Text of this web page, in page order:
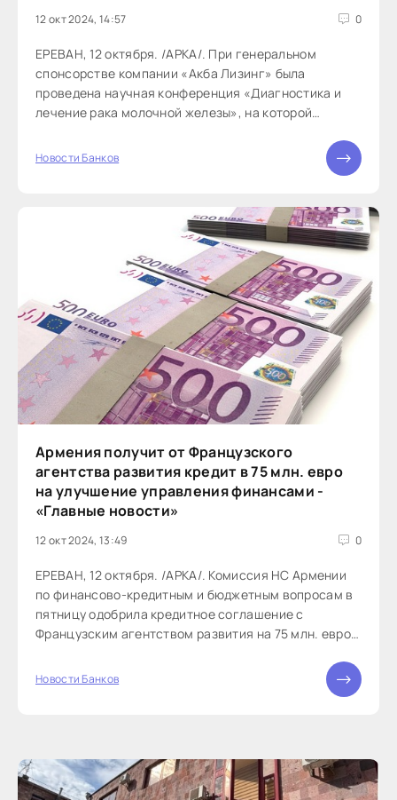
12 окт 2024, 14:57 0
ЕРЕВАН, 12 октября. /АРКА/. При генеральном
спонсорстве компании «Акба Лизинг» была
проведена научная конференция «Диагностика и
лечение рака молочной железы», на которой
Новости Банков
Армения получит от Французского
агентства развития кредит в 75 млн. евро
на улучшение управления финансами -
«Главные новости»
12 окт 2024, 13:49 0
ЕРЕВАН, 12 октября. /АРКА/. Комиссия НС Армении
по финансово-кредитным и бюджетным вопросам в
пятницу одобрила кредитное соглашение с
Французским агентством развития на 75 млн. евро.
Новости Банков